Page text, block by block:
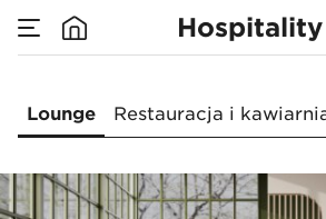
Hospitality
Lounge Restauracja i